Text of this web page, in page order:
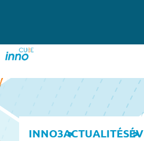
INNO3ACTUALITÉS